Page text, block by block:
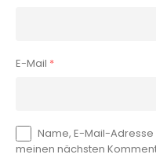
E-Mail *
Name, E-Mail-
meinen nächsten